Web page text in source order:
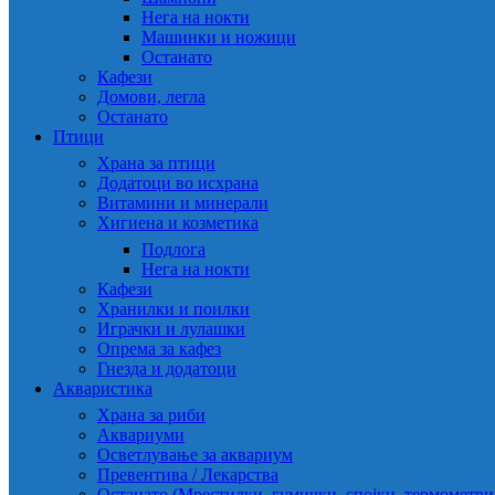
Нега на нокти
Машинки и ножици
Останато
Кафези
Домови, легла
Останато
Птици
Храна за птици
Додатоци во исхрана
Витамини и минерали
Хигиена и козметика
Подлога
Нега на нокти
Кафези
Хранилки и поилки
Играчки и лулашки
Опрема за кафез
Гнезда и додатоци
Акваристика
Храна за риби
Аквариуми
Осветлување за аквариум
Превентива / Лекарства